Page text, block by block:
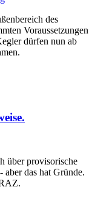
des
Voraussetzungen
dürfen nun ab
über provisorische
das hat Gründe.